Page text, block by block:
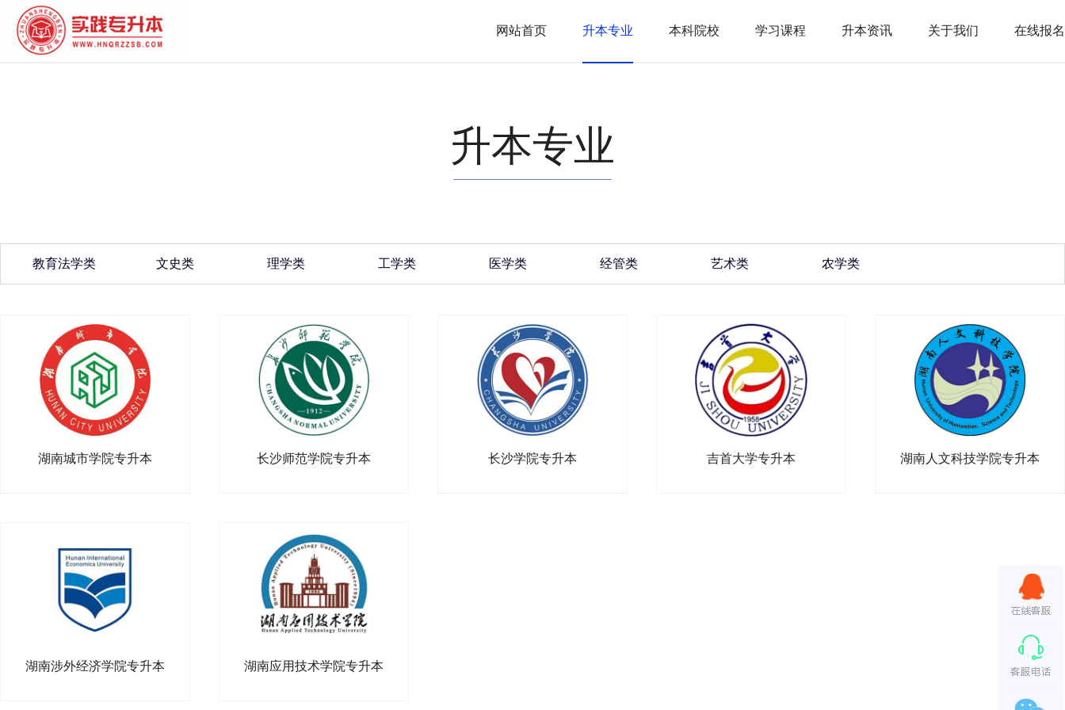
网站首页 升本专业 本科院校 学习课程 升本资讯 关于我们 在线报名
升本专业
教育法学类 文史类 理学类 工学类 医学类 经管类 艺术类 农学类
湖南城市学院专升本 长沙师范学院专升本 长沙学院专升本 吉首大学专升本 湖南人文科技学院专升本
湖南涉外经济学院专升本 湖南应用技术学院专升本